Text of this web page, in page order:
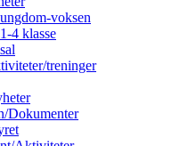
voksen
4 klasse
treninger
Dokumenter